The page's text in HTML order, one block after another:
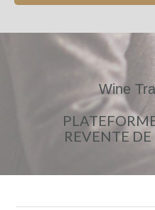
Wine
REVENTE